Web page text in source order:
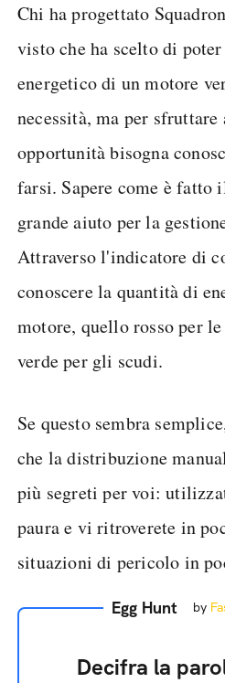
Chi ha progettato
visto che ha scelto di
energetico di un motore
necessità, ma per
opportunità bisogna
farsi. Sapere come è fatto
grande aiuto per la
Attraverso l'indicatore di
conoscere la quantità di
motore, quello rosso per
verde per gli scudi.
Se questo sembra
che la distribuzione
più segreti per voi:
paura e vi ritroverete in
situazioni di pericolo in
Egg Hunt by
Decifra la